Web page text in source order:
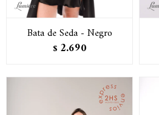
Bata de Seda - Negro
$ 2.690